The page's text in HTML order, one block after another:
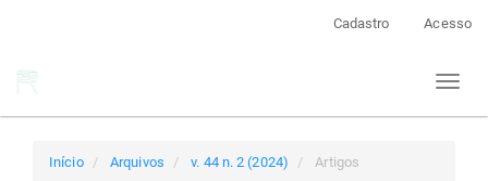
Cadastro Acesso
Toggle
Início Arquivos v. 44 n. 2 (2024) Artigos